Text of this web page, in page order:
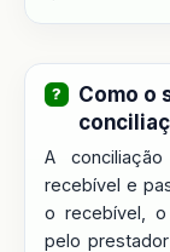
Como o
A
recebível e
o recebível,
pelo